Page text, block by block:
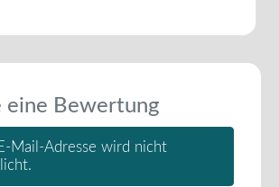
eine Bewertung
Mail-Adresse wird nicht